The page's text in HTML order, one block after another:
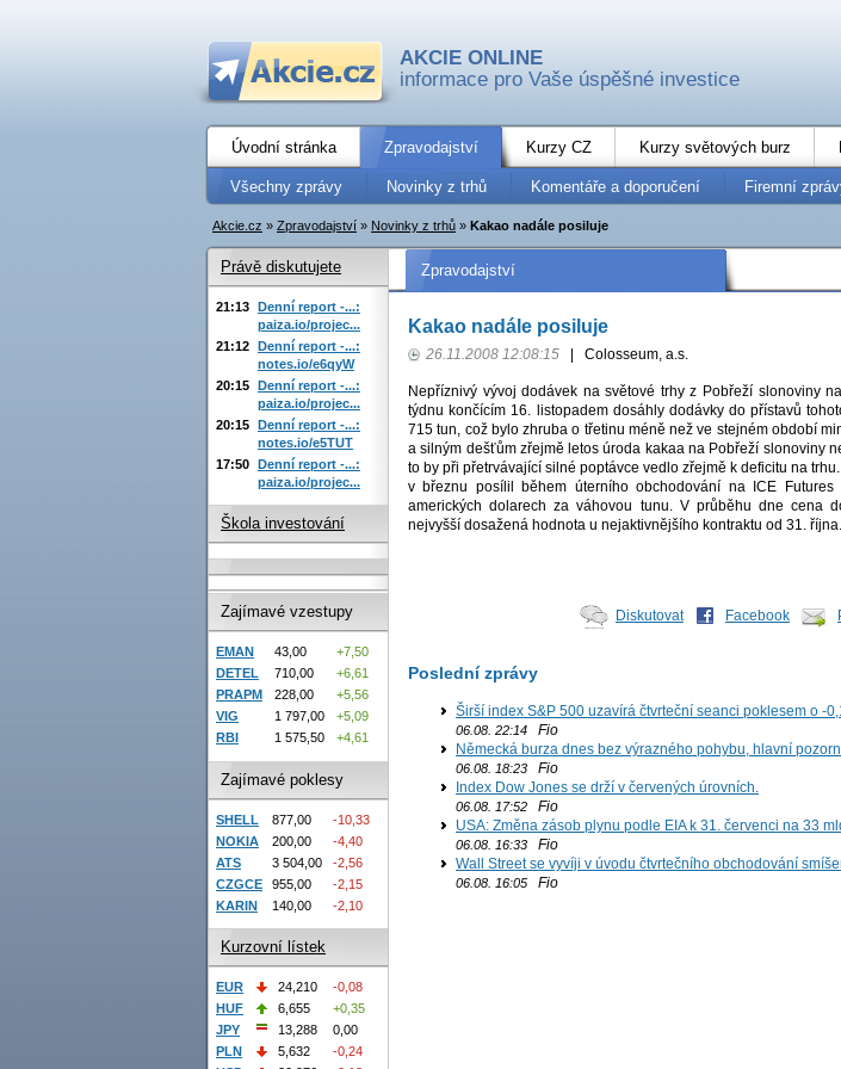
AKCIE ONLINE
informace pro Vaše úspěšné investice
Úvodní stránka Zpravodajství Kurzy CZ Kurzy světových burz
Všechny zprávy Novinky z trhů Komentáře a doporučení Firemní
Akcie.cz » Zpravodajství » Novinky z trhů » Kakao nadále posiluje
Zpravodajství
Kakao nadále posiluje
26.11.2008 12:08:15 Colosseum, a.s.
Nepříznivý vývoj dodávek na světové trhy z Pobřeží slonoviny
týdnu končícím 16. listopadem dosáhly dodávky do přístavů
715 tun, což bylo zhruba o třetinu méně než ve stejném období
a silným dešťům zřejmě letos úroda kakaa na Pobřeží slonoviny
to by při přetrvávající silné poptávce vedlo zřejmě k deficitu na
v březnu posílil během úterního obchodování na ICE
amerických dolarech za váhovou tunu. V průběhu dne cena
nejvyšší dosažená hodnota u nejaktivnějšího kontraktu od 31. října.
Diskutovat Facebook
Poslední zprávy
Širší index S&P 500 uzavírá čtvrteční seanci poklesem o -
06.08. 22:14 Fio
Německá burza dnes bez výrazného pohybu, hlavní
06.08. 18:23 Fio
Index Dow Jones se drží v červených úrovních.
06.08. 17:52 Fio
USA: Změna zásob plynu podle EIA k 31. červenci na 33
06.08. 16:33 Fio
Wall Street se vyvíji v úvodu čtvrtečního obchodování
06.08. 16:05 Fio
Právě diskutujete
21:13 Denní report -...:
paiza.io/projec...
21:12 Denní report -...:
notes.io/e6qyW
20:15 Denní report -...:
paiza.io/projec...
20:15 Denní report -...:
notes.io/e5TUT
17:50 Denní report -...:
paiza.io/projec...
Škola investování
Zajímavé vzestupy
EMAN 43,00
+7,50
DETEL
710,00
+6,61
PRAPM
228,00
+5,56
VIG
1 797,00
+5,09
RBI
1 575,50 +4,61
Zajímavé poklesy
SHELL 877,00
-10,33
NOKIA
200,00
-4,40
ATS
3 504,00
-2,56
CZGCE
955,00
-2,15
KARIN
140,00 -2,10
Kurzovní lístek
EUR 24,210
-0,08
HUF
6,655
+0,35
JPY
13,288
0,00
PLN
5,632
-0,24